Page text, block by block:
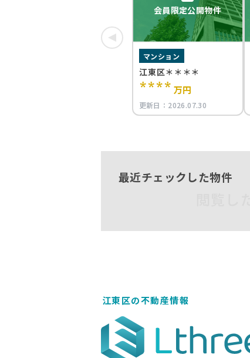
会員限定公開物件
マンション
江東区＊＊＊＊
**** 万円
更新日： 2026.07.30
最近チェックした物件
江東区の不動産情報